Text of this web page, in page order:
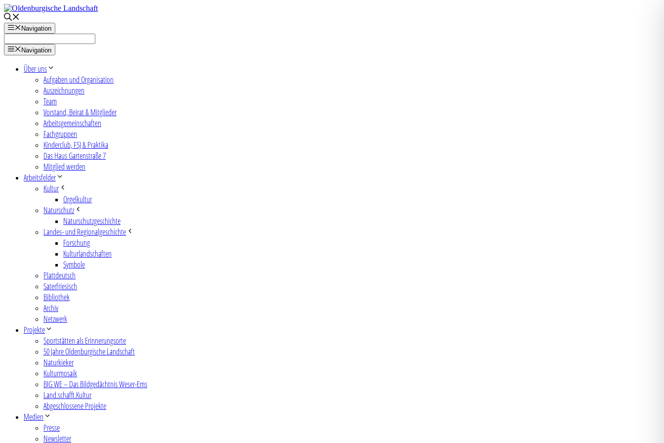
Zum
Inhalt
springenNavigation
Navigation
Über uns
Aufgaben und Organisation
Auszeichnungen
Team
Vorstand, Beirat & Mitglieder
Arbeitsgemeinschaften
Fachgruppen
Kinderclub, FSJ & Praktika
Das Haus Gartenstraße 7
Mitglied werden
Arbeitsfelder
Kultur
Orgelkultur
Naturschutz
Naturschutzgeschichte
Landes- und Regionalgeschichte
Forschung
Kulturlandschaften
Symbole
Plattdeutsch
Saterfriesisch
Bibliothek
Archiv
Netzwerk
Projekte
Sportstätten als Erinnerungsorte
50 Jahre Oldenburgische Landschaft
Naturkieker
Kulturmosaik
BIG WE – Das Bildgedächtnis Weser-Ems
Land.schafft.Kultur
Abgeschlossene Projekte
Medien
Presse
Newsletter